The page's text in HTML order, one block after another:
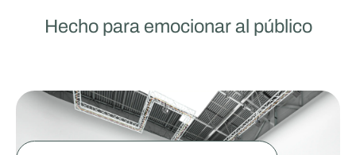
Hecho para emocionar al público